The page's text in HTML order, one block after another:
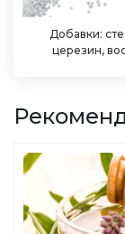
Добавки:
церезин,